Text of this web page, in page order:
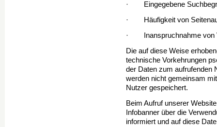
· Eingegebene
· Häufigkeit von
· Inanspruchnahme von
Die auf diese Weise
technische Vorkehrungen
der Daten zum aufrufenden
werden nicht gemeinsam
Nutzer gespeichert.
Beim Aufruf unserer
Infobanner über die
informiert und auf diese